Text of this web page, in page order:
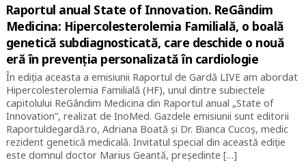
Raportul anual State of Innovation. ReGândim
Medicina: Hipercolesterolemia Familială, o boală
genetică subdiagnosticată, care deschide o nouă
eră în prevenția personalizată în cardiologie
În ediția aceasta a emisiunii Raportul de Gardă LIVE am abordat
Hipercolesterolemia Familială (HF), unul dintre subiectele
capitolului ReGândim Medicina din Raportul anual „State of
Innovation”, realizat de InoMed. Gazdele emisiunii sunt editorii
Raportuldegardă.ro, Adriana Boată și Dr. Bianca Cucoș, medic
rezident genetică medicală. Invitatul special din această ediție
este domnul doctor Marius Geantă, președinte […]